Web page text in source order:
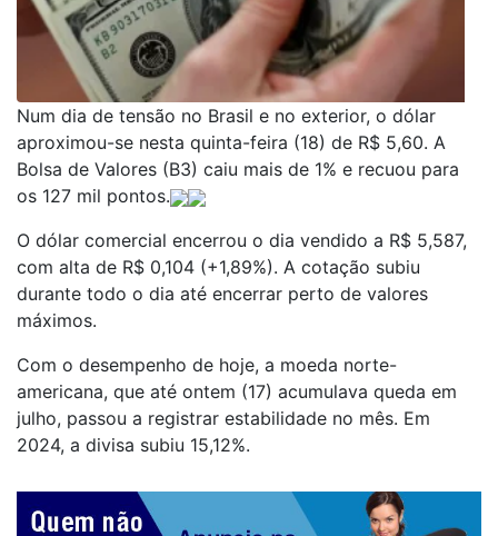
Num dia de tensão no Brasil e no exterior, o dólar
aproximou-se nesta quinta-feira (18) de R$ 5,60. A
Bolsa de Valores (B3) caiu mais de 1% e recuou para
os 127 mil pontos.
O dólar comercial encerrou o dia vendido a R$ 5,587,
com alta de R$ 0,104 (+1,89%). A cotação subiu
durante todo o dia até encerrar perto de valores
máximos.
Com o desempenho de hoje, a moeda norte-
americana, que até ontem (17) acumulava queda em
julho, passou a registrar estabilidade no mês. Em
2024, a divisa subiu 15,12%.